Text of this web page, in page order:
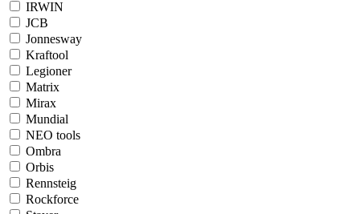
IRWIN
JCB
Jonnesway
Kraftool
Legioner
Matrix
Mirax
Mundial
NEO tools
Ombra
Orbis
Rennsteig
Rockforce